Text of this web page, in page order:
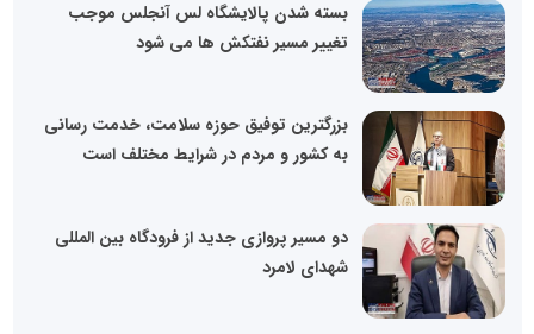
بسته شدن پالایشگاه لس آنجلس موجب
تغییر مسیر نفتکش ها می شود
بزرگترین توفیق حوزه سلامت، خدمت رسانی
به کشور و مردم در شرایط مختلف است
دو مسیر پروازی جدید از فرودگاه بین المللی
شهدای لامرد